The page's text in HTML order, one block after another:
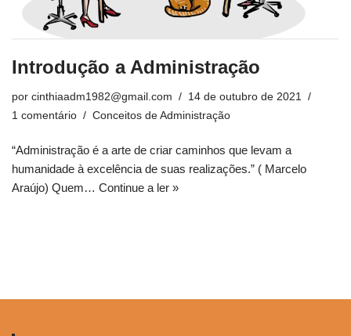
Introdução a Administração
por cinthiaadm1982@gmail.com
14 de outubro de 2021
1 comentário
Conceitos de Administração
“Administração é a arte de criar caminhos que levam a
humanidade à excelência de suas realizações.” ( Marcelo
Araújo) Quem… Continue a ler »